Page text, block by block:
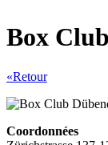
Box
«Retour
Coordonnées